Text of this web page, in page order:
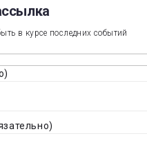
в курсе последних событий